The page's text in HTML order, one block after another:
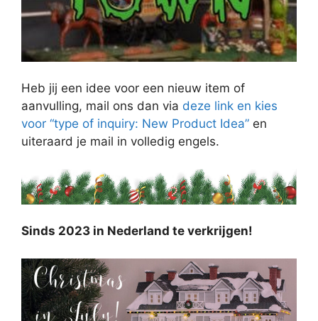
Heb jij een idee voor een nieuw item of
aanvulling, mail ons dan via deze link en kies
voor “type of inquiry: New Product Idea” en
uiteraard je mail in volledig engels.
Sinds 2023 in Nederland te verkrijgen!